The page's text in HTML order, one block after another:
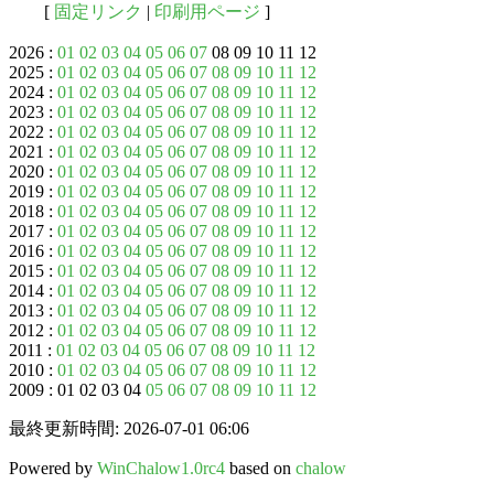
[ 固定リンク | 印刷用ページ ]
2026 : 01 02 03 04 05 06 07 08 09 10 11 12
2025 : 01 02 03 04 05 06 07 08 09 10 11 12
2024 : 01 02 03 04 05 06 07 08 09 10 11 12
2023 : 01 02 03 04 05 06 07 08 09 10 11 12
2022 : 01 02 03 04 05 06 07 08 09 10 11 12
2021 : 01 02 03 04 05 06 07 08 09 10 11 12
2020 : 01 02 03 04 05 06 07 08 09 10 11 12
2019 : 01 02 03 04 05 06 07 08 09 10 11 12
2018 : 01 02 03 04 05 06 07 08 09 10 11 12
2017 : 01 02 03 04 05 06 07 08 09 10 11 12
2016 : 01 02 03 04 05 06 07 08 09 10 11 12
2015 : 01 02 03 04 05 06 07 08 09 10 11 12
2014 : 01 02 03 04 05 06 07 08 09 10 11 12
2013 : 01 02 03 04 05 06 07 08 09 10 11 12
2012 : 01 02 03 04 05 06 07 08 09 10 11 12
2011 : 01 02 03 04 05 06 07 08 09 10 11 12
2010 : 01 02 03 04 05 06 07 08 09 10 11 12
2009 : 01 02 03 04 05 06 07 08 09 10 11 12
最終更新時間: 2026-07-01 06:06
Powered by WinChalow1.0rc4 based on chalow